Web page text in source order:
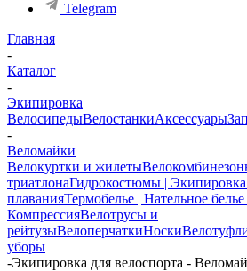
Telegram
Главная
-
Каталог
-
Экипировка
ВелосипедыВелостанкиАксессуары
-
Веломайки
Велокуртки и жилеты
триатлонаГидрокостюмы | Экипировка
плаванияТермобелье | Нательное белье
КомпрессияВелотрусы и
рейтузыВелоперчаткиНоски
уборы
-Экипировка для велоспорта -